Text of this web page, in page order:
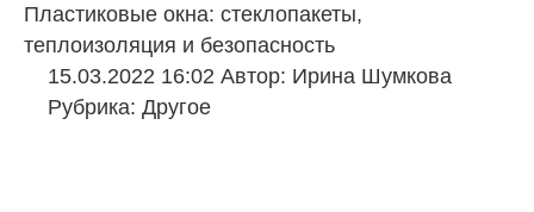
Пластиковые окна: стеклопакеты,
теплоизоляция и безопасность
15.03.2022 16:02 Автор: Ирина Шумкова
Рубрика: Другое